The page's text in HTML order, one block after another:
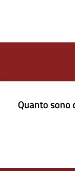
Quanto sono